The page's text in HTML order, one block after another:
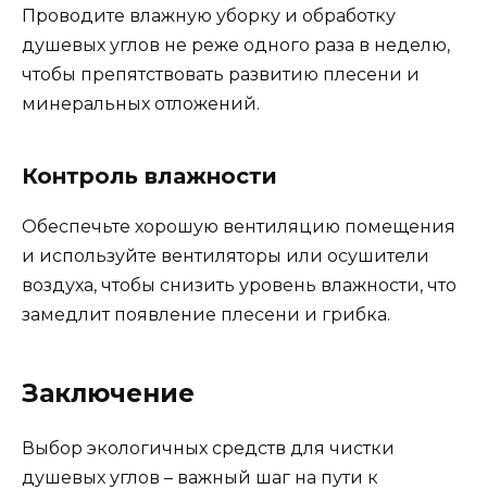
Проводите влажную уборку и обработку
душевых углов не реже одного раза в неделю,
чтобы препятствовать развитию плесени и
минеральных отложений.
Контроль влажности
Обеспечьте хорошую вентиляцию помещения
и используйте вентиляторы или осушители
воздуха, чтобы снизить уровень влажности, что
замедлит появление плесени и грибка.
Заключение
Выбор экологичных средств для чистки
душевых углов – важный шаг на пути к